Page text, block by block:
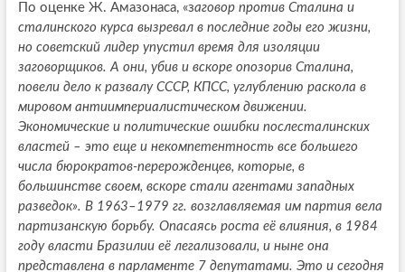
По оценке Ж. Амазонаса, «заговор против Сталина и
сталинского курса вызревал в последние годы его жизни,
но советский лидер упустил время для изоляции
заговорщиков. А они, убив и вскоре опозорив Сталина,
повели дело к развалу СССР, КПСС, углублению раскола в
мировом антиимпериалистическом движении.
Экономические и политические ошибки послесталинских
властей – это еще и некомпетентность все большего
числа бюрократов-перерожденцев, которые, в
большинстве своем, вскоре стали агентами западных
разведок». В 1963–1979 гг. возглавляемая им партия вела
партизанскую борьбу. Опасаясь роста её влияния, в 1984
году власти Бразилии её легализовали, и ныне она
представлена в парламенте 7 депутатами. Это и сегодня